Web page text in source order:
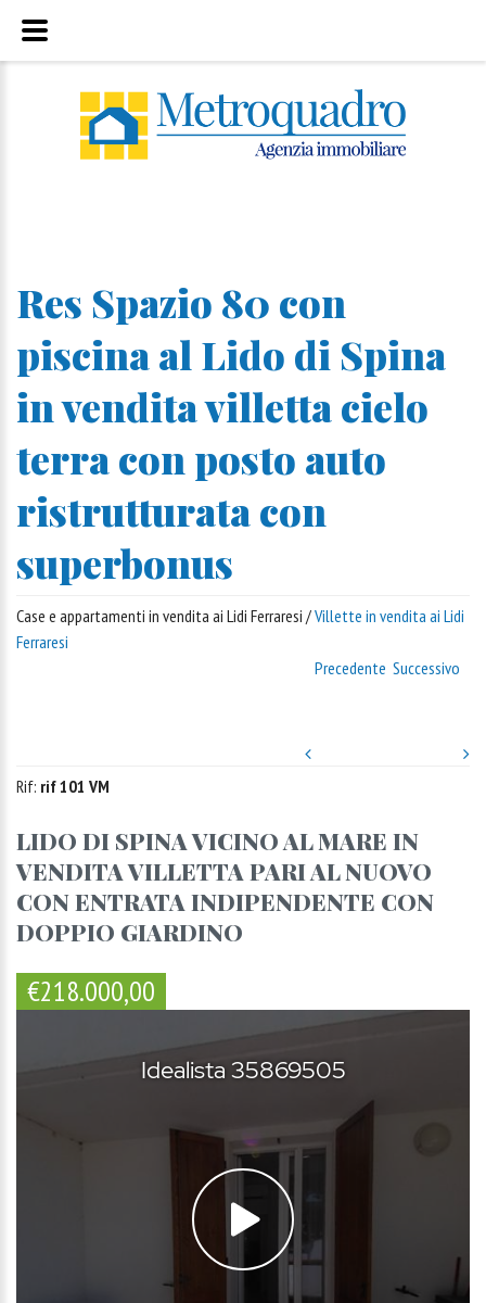
Res Spazio 80 con
piscina al Lido di Spina
in vendita villetta cielo
terra con posto auto
ristrutturata con
superbonus
Case e appartamenti in vendita ai Lidi Ferraresi /Villette in vendita ai Lidi
Ferraresi
Precedente Successivo
Rif: rif 101 VM
LIDO DI SPINA VICINO AL MARE IN
VENDITA VILLETTA PARI AL NUOVO
CON ENTRATA INDIPENDENTE CON
DOPPIO GIARDINO
€218.000,00